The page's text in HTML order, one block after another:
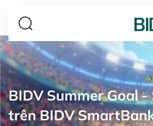
BIDV Summer Goal
trên BIDV